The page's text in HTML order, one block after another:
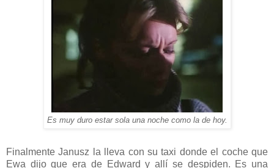
Es muy duro estar sola una noche como la de hoy.
Finalmente Janusz la lleva con su taxi donde el coche que
Ewa dijo que era de Edward y allí se despiden. Es una